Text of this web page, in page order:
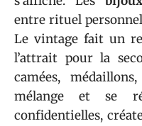
entre rituel
Le vintage fait un
l’attrait pour la
camées,
mélange et se
confidentielles,